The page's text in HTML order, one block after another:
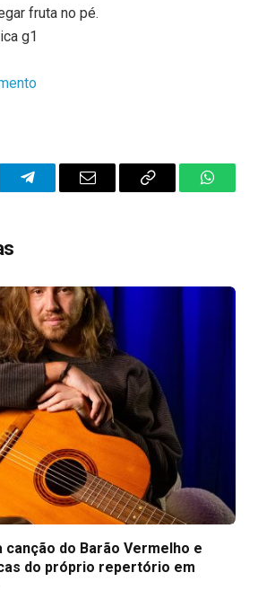
fruta no pé.
g1
TelegramEmail
Copy
do Barão Vermelho e
do próprio repertório em